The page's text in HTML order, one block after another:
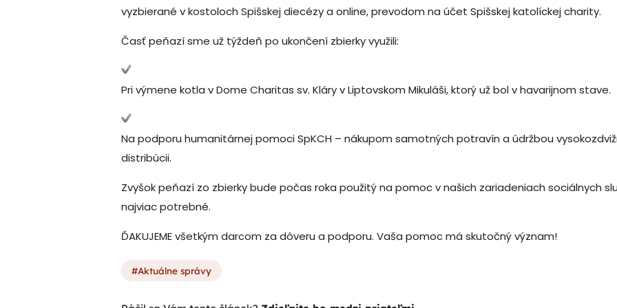
vyzbierané v kostoloch Spišskej diecézy a online, prevodom na účet Spišskej katolíckej charity.
Časť peňazí sme už týždeň po ukončení zbierky využili:
Pri výmene kotla v Dome Charitas sv. Kláry v Liptovskom Mikuláši, ktorý už bol v havarijnom stave.
Na podporu humanitárnej pomoci SpKCH – nákupom samotných potravín a údržbou
distribúcii.
Zvyšok peňazí zo zbierky bude počas roka použitý na pomoc v našich zariadeniach sociálnych
najviac potrebné.
ĎAKUJEME všetkým darcom za dôveru a podporu. Vaša pomoc má skutočný význam!
Aktuálne správy